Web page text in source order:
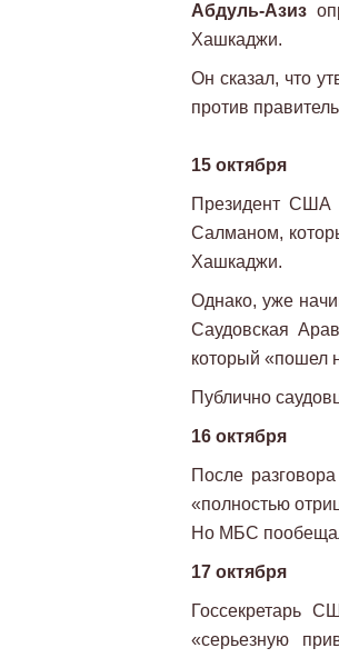
Абдуль-Азиз
Хашкаджи.
Он сказал, что
против
15 октября
Президент
Салманом,
Хашкаджи.
Однако, уже
Саудовская
который «пошел
Публично
16 октября
После
«полностью
Но МБС пообещал
17 октября
Госсекретарь
«серьезную